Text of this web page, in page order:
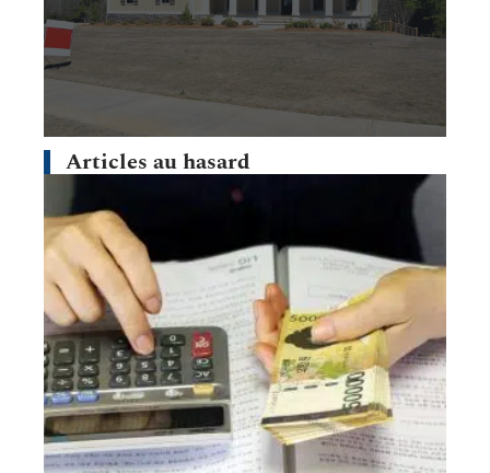
Articles au hasard